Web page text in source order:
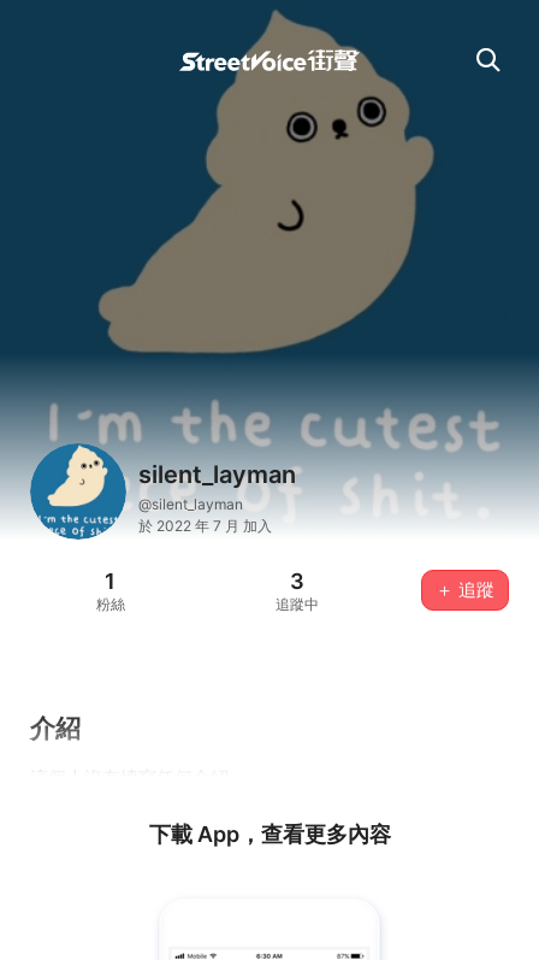
silent_layman
@silent_layman
於 2022 年 7 月 加入
1
粉絲
3
追蹤中
＋ 追蹤
介紹
下載 App，查看更多內容